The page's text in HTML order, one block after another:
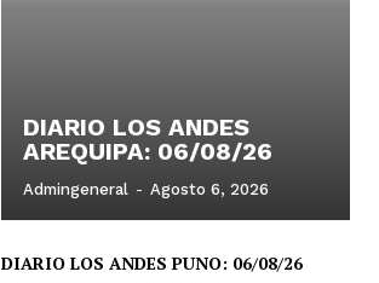
DIARIO LOS ANDES
AREQUIPA: 06/08/26
Admingeneral - Agosto 6, 2026
DIARIO LOS ANDES PUNO: 06/08/26